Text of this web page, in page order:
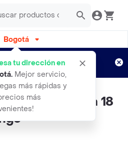
Bogotá
tu dirección en
. Mejor servicio,
más rápidas y
más
por semanas
Aplican TyC
Navy Talla 18